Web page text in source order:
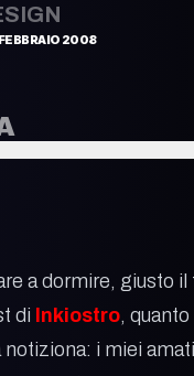
2008
a dormire, giusto
di Inkiostro,
notiziona: i miei